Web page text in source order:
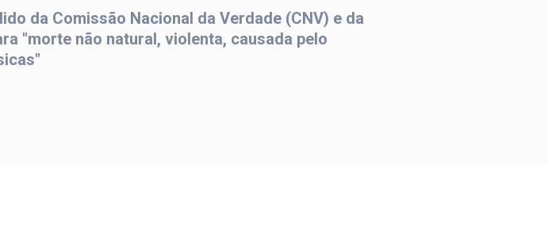
da Comissão Nacional da Verdade (CNV) e da
"morte não natural, violenta, causada pelo